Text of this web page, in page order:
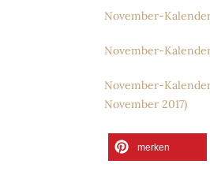
November-
November-
November-
November 2017)
merken